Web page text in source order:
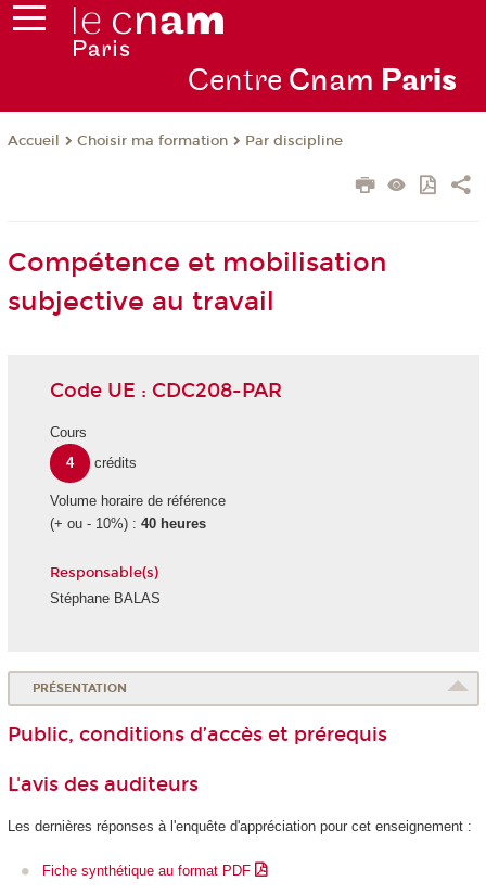
Centre Cnam Paris
Accueil Choisir ma formation Par discipline
Compétence et mobilisation
subjective au travail
Code UE : CDC208-PAR
Cours
4
crédits
Volume horaire de référence
(+ ou - 10%) : 40 heures
Responsable(s)
Stéphane BALAS
PRÉSENTATION
Public, conditions d’accès et prérequis
L'avis des auditeurs
Les dernières réponses à l'enquête d'appréciation pour cet enseignement :
Fiche synthétique au format PDF